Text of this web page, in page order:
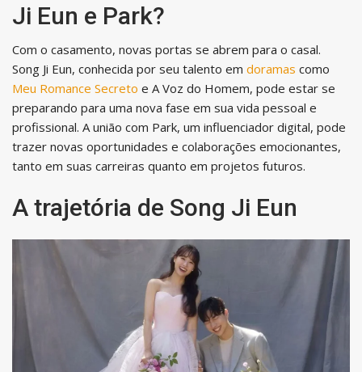
Ji Eun e Park?
Com o casamento, novas portas se abrem para o casal.
Song Ji Eun, conhecida por seu talento em doramas como
Meu Romance Secreto e A Voz do Homem, pode estar se
preparando para uma nova fase em sua vida pessoal e
profissional. A união com Park, um influenciador digital, pode
trazer novas oportunidades e colaborações emocionantes,
tanto em suas carreiras quanto em projetos futuros.
A trajetória de Song Ji Eun